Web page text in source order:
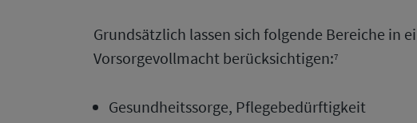
Grundsätzlich lassen sich folgende Bereiche in
Vorsorgevollmacht berücksichtigen:7
Gesundheitssorge, Pflegebedürftigkeit